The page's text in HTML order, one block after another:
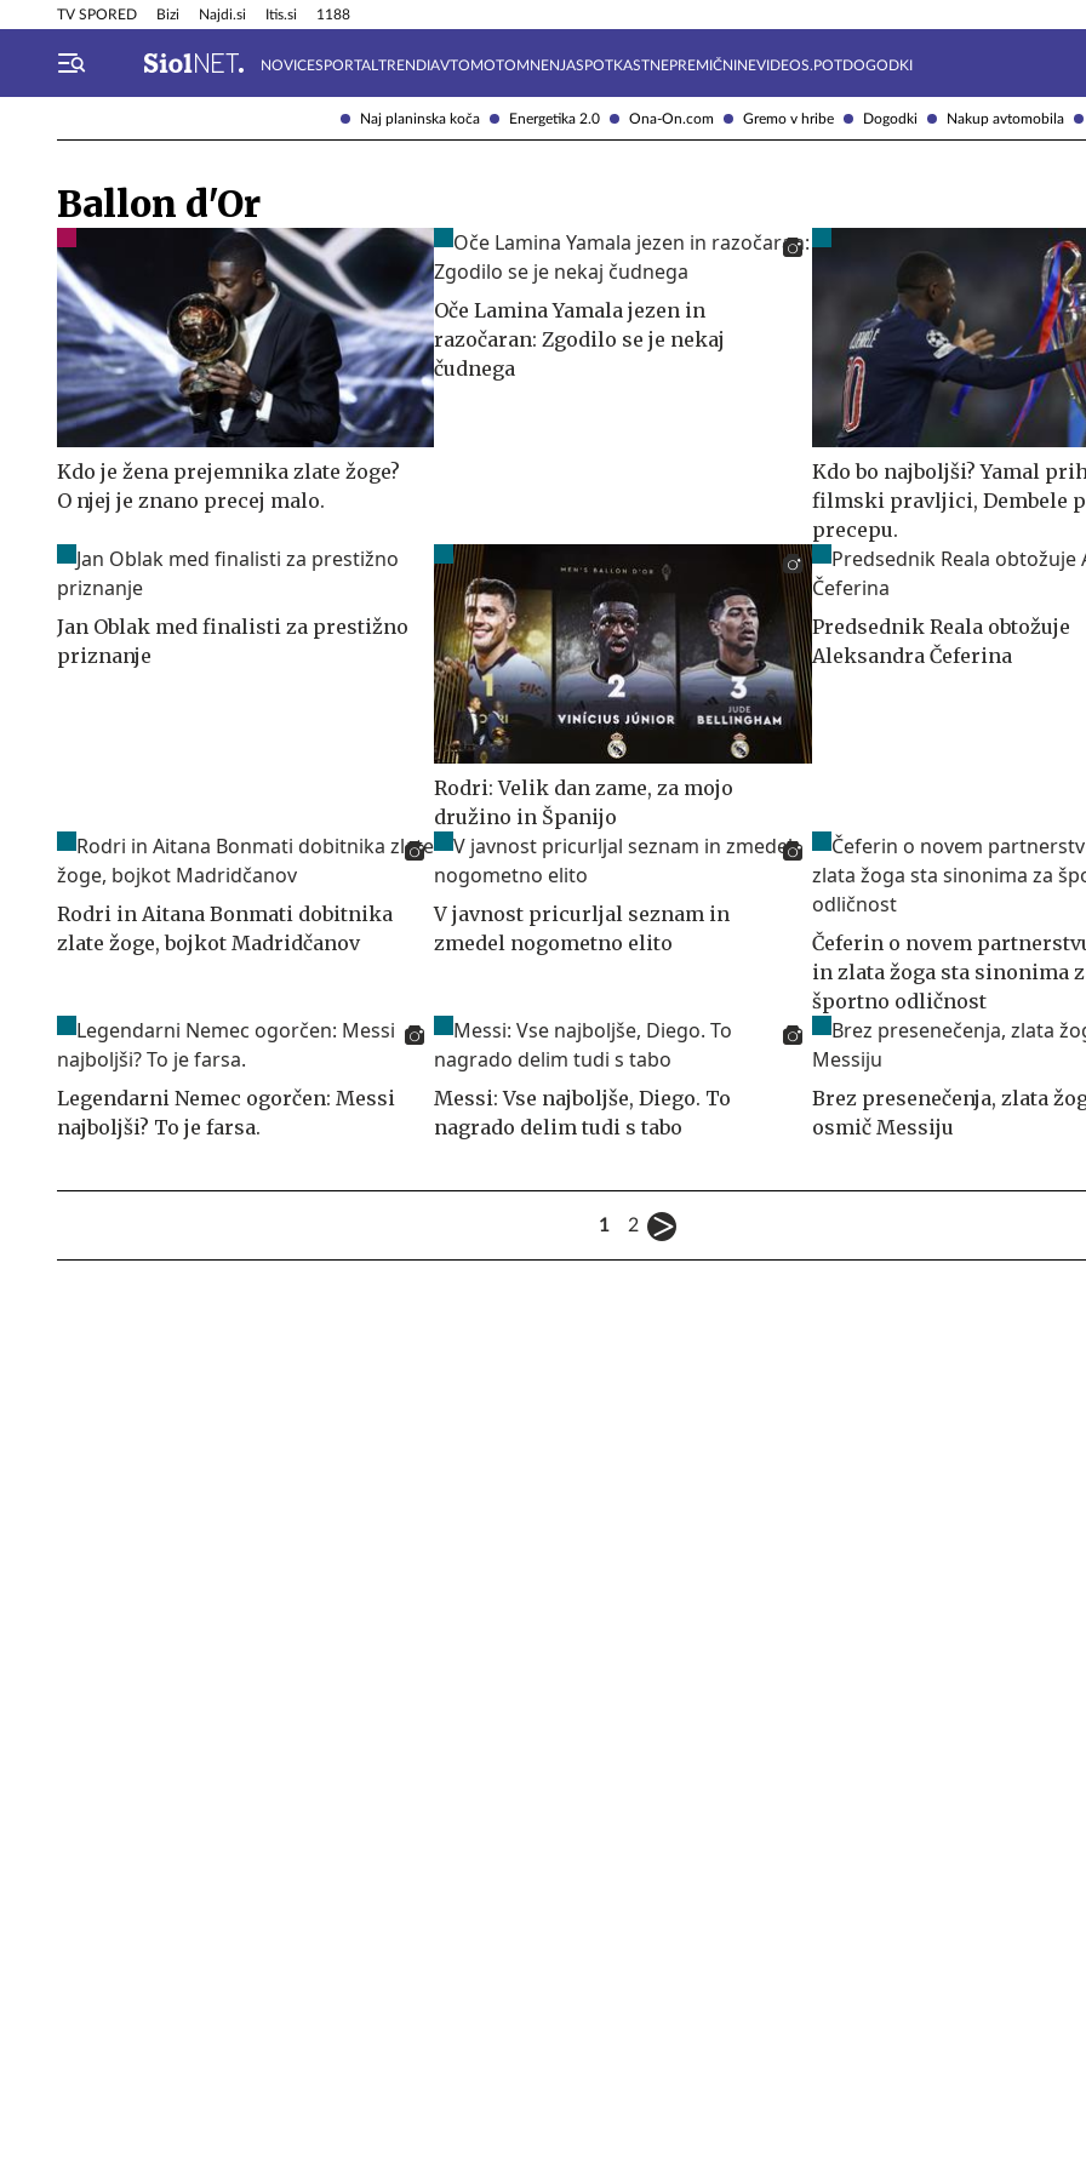
Naj planinska koča Energetika 2.0 Ona-On.com Gremo v hribe Dogodki Nakup avtomobila
TV SPORED Bizi Najdi.si Itis.si 1188
NOVICESPORTAL TRENDIAVTOMOTOMNENJASPOTKASTNEPREMIČNINEVIDEOS.POTDOGODKI
Info in obvestila Tehnik
Ballon d'Or
Kdo je žena prejemnika zlate žoge?
O njej je znano precej malo.
Oče Lamina Yamala jezen in
razočaran: Zgodilo se je nekaj
čudnega
Kdo bo najboljši? Yamal
filmski pravljici, Dembele
precepu.
Jan Oblak med finalisti za prestižno
priznanje
Rodri: Velik dan zame, za mojo
družino in Španijo
Predsednik Reala obtožuje
Aleksandra Čeferina
Rodri in Aitana Bonmati dobitnika
zlate žoge, bojkot Madridčanov
V javnost pricurljal seznam in
zmedel nogometno elito
Čeferin o novem
in zlata žoga sta sinonima
športno odličnost
Legendarni Nemec ogorčen: Messi
najboljši? To je farsa.
Messi: Vse najboljše, Diego. To
nagrado delim tudi s tabo
Brez presenečenja, zlata
osmič Messiju
1 2